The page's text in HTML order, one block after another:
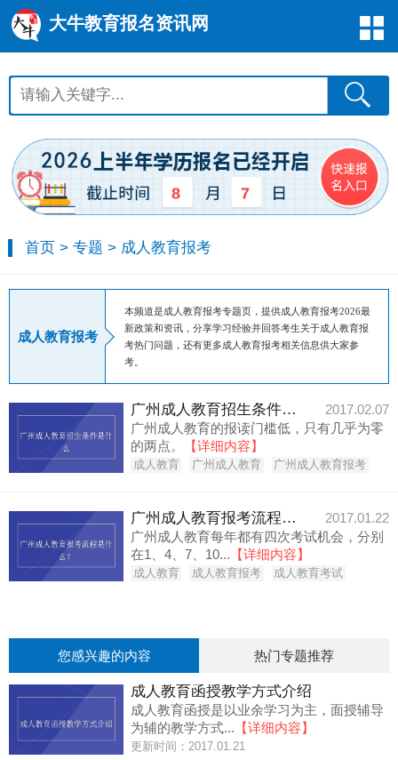
大牛教育报名资讯网
8 7
首页 >专题 > 成人教育报考
成人教育报考
本频道是成人教育报考专题页，提供成人教育报考2026最
新政策和资讯，分享学习经验并回答考生关于成人教育报
考热门问题，还有更多成人教育报考相关信息供大家参
考。
广州成人教育招生条件是什么
2017.02.07
广州成人教育的报读门槛低，只有几乎为零
的两点。
【详细内容】
成人教育 广州成人教育 广州成人教育报考
广州成人教育报考流程是什么？
2017.01.22
广州成人教育每年都有四次考试机会，分别
在1、4、7、10... 【详细内容】
成人教育 成人教育报考 成人教育考试
您感兴趣的内容 热门专题推荐
成人教育函授教学方式介绍
成人教育函授是以业余学习为主，面授辅导
为辅的教学方式... 【详细内容】
更新时间：2017.01.21